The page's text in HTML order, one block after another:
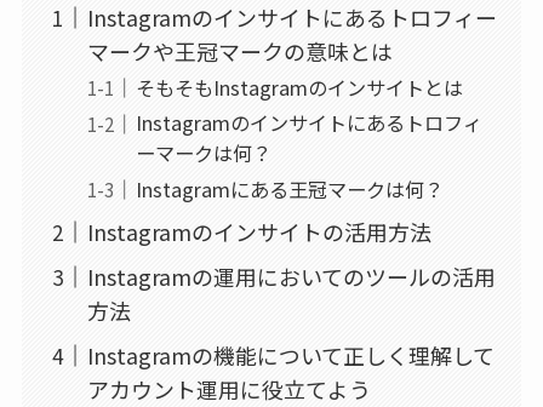
Instagramのインサイトにあるトロフィー
マークや王冠マークの意味とは
そもそもInstagramのインサイトとは
Instagramのインサイトにあるトロフィ
ーマークは何？
Instagramにある王冠マークは何？
Instagramのインサイトの活用方法
Instagramの運用においてのツールの活用
方法
Instagramの機能について正しく理解して
アカウント運用に役立てよう